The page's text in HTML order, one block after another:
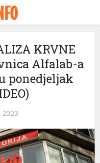
KRVNE
Alfalab-a
ponedjeljak
2023.